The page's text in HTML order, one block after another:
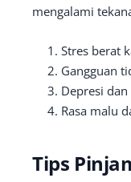
mengalami
Stres berat
Gangguan
Depresi
Rasa malu
Tips